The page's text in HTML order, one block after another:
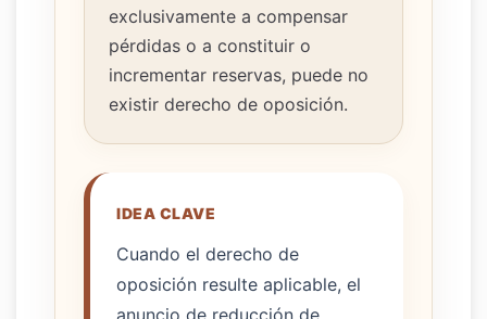
exclusivamente a compensar
pérdidas o a constituir o
incrementar reservas, puede no
existir derecho de oposición.
IDEA CLAVE
Cuando el derecho de
oposición resulte aplicable, el